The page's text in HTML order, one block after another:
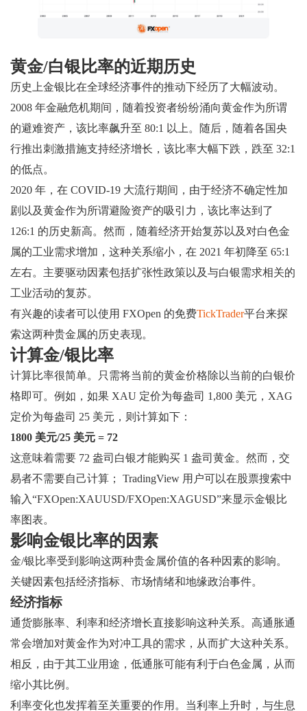
黄金/白银比率的近期历史
历史上金银比在全球经济事件的推动下经历了大幅波动。
2008 年金融危机期间，随着投资者纷纷涌向黄金作为所谓
的避难资产，该比率飙升至 80:1 以上。随后，随着各国央
行推出刺激措施支持经济增长，该比率大幅下跌，跌至 32:1
的低点。
2020 年，在 COVID-19 大流行期间，由于经济不确定性加
剧以及黄金作为所谓避险资产的吸引力，该比率达到了
126:1 的历史新高。然而，随着经济开始复苏以及对白色金
属的工业需求增加，这种关系缩小，在 2021 年初降至 65:1
左右。主要驱动因素包括扩张性政策以及与白银需求相关的
工业活动的复苏。
有兴趣的读者可以使用 FXOpen 的免费TickTrader平台来探
索这两种贵金属的历史表现。
计算金/银比率
计算比率很简单。只需将当前的黄金价格除以当前的白银价
格即可。例如，如果 XAU 定价为每盎司 1,800 美元，XAG
定价为每盎司 25 美元，则计算如下：
1800 美元/25 美元 = 72
这意味着需要 72 盎司白银才能购买 1 盎司黄金。然而，交
易者不需要自己计算； TradingView 用户可以在股票搜索中
输入“FXOpen:XAUUSD/FXOpen:XAGUSD”来显示金银比
率图表。
影响金银比率的因素
金/银比率受到影响这两种贵金属价值的各种因素的影响。
关键因素包括经济指标、市场情绪和地缘政治事件。
经济指标
通货膨胀率、利率和经济增长直接影响这种关系。高通胀通
常会增加对黄金作为对冲工具的需求，从而扩大这种关系。
相反，由于其工业用途，低通胀可能有利于白色金属，从而
缩小其比例。
利率变化也发挥着至关重要的作用。当利率上升时，与生息